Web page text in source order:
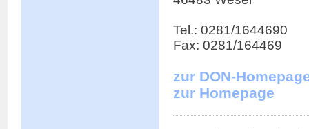
Tel.: 0281/1644690
Fax: 0281/164469
zur DON-
zur Homepage